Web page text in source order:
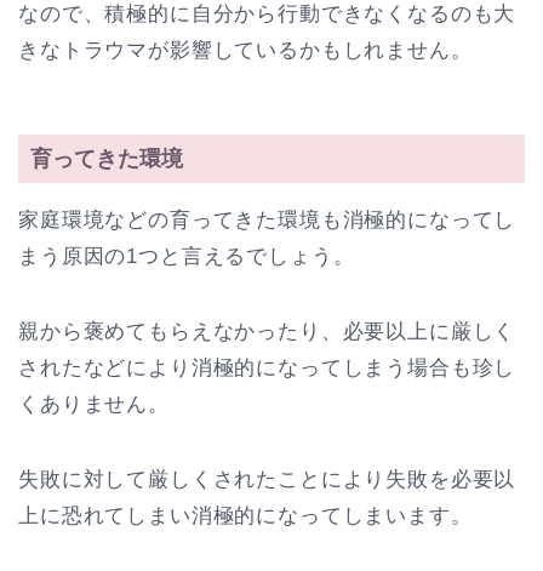
なので、積極的に自分から行動できなくなるのも大
きなトラウマが影響しているかもしれません。
育ってきた環境
家庭環境などの育ってきた環境も消極的になってし
まう原因の1つと言えるでしょう。
親から褒めてもらえなかったり、必要以上に厳しく
されたなどにより消極的になってしまう場合も珍し
くありません。
失敗に対して厳しくされたことにより失敗を必要以
上に恐れてしまい消極的になってしまいます。